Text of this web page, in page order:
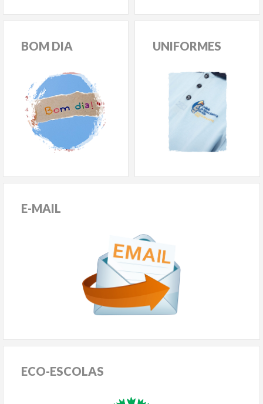
BOM DIA UNIFORMES
E-MAIL
ECO-ESCOLAS